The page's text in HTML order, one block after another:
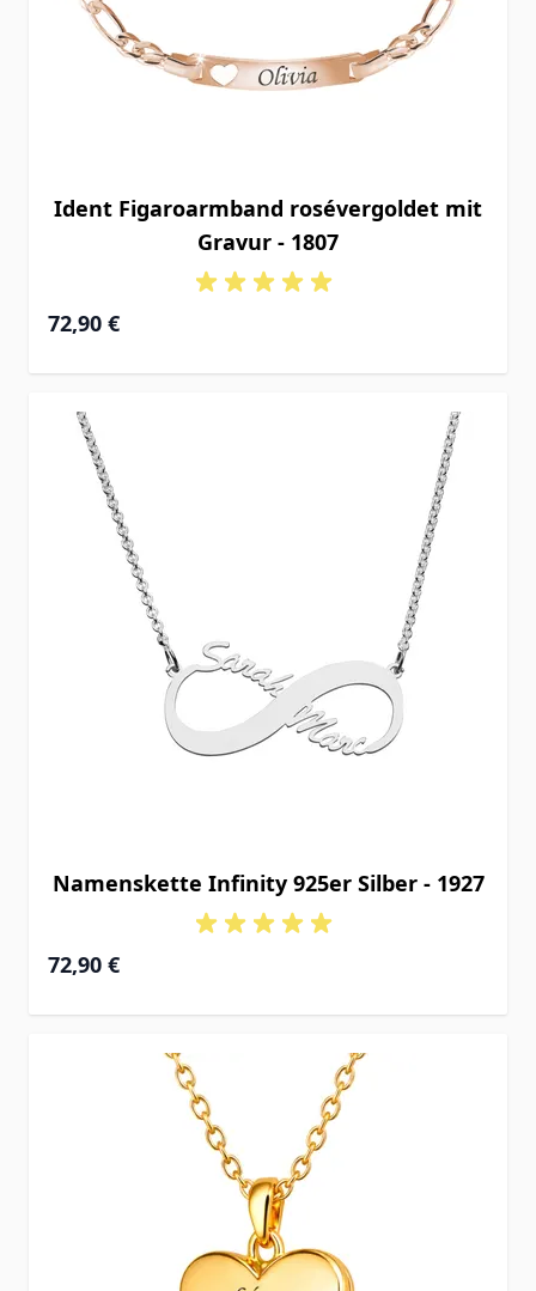
Ident Figaroarmband rosévergoldet mit
Gravur - 1807
Ab
72,90 €
Namenskette Infinity 925er Silber - 1927
72,90 €